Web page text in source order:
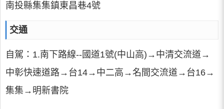
南投縣集集鎮東昌巷4號
交通
自駕：1.南下路線--國道1號(中山高)→中清交流道→
中彰快速道路→台14→中二高→名間交流道→台16→
集集→明新書院